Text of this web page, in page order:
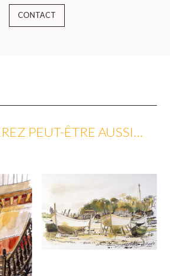
CONTACT
PEUT-ÊTRE AUSSI…